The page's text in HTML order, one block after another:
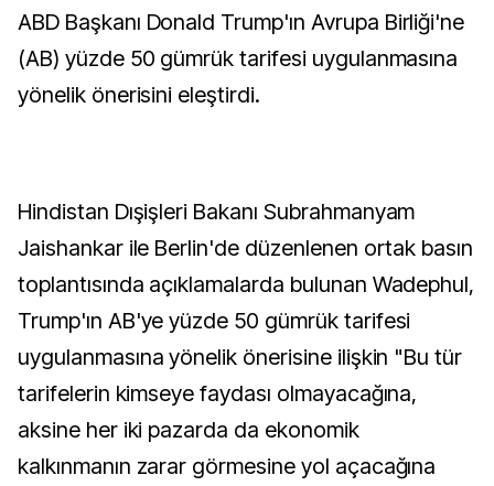
ABD Başkanı Donald Trump'ın Avrupa Birliği'ne
(AB) yüzde 50 gümrük tarifesi uygulanmasına
yönelik önerisini eleştirdi.
Hindistan Dışişleri Bakanı Subrahmanyam
Jaishankar ile Berlin'de düzenlenen ortak basın
toplantısında açıklamalarda bulunan Wadephul,
Trump'ın AB'ye yüzde 50 gümrük tarifesi
uygulanmasına yönelik önerisine ilişkin "Bu tür
tarifelerin kimseye faydası olmayacağına,
aksine her iki pazarda da ekonomik
kalkınmanın zarar görmesine yol açacağına